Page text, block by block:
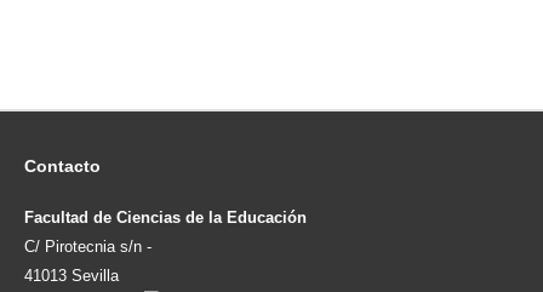
Contacto
Facultad de Ciencias de la Educación
C/ Pirotecnia s/n -
41013 Sevilla